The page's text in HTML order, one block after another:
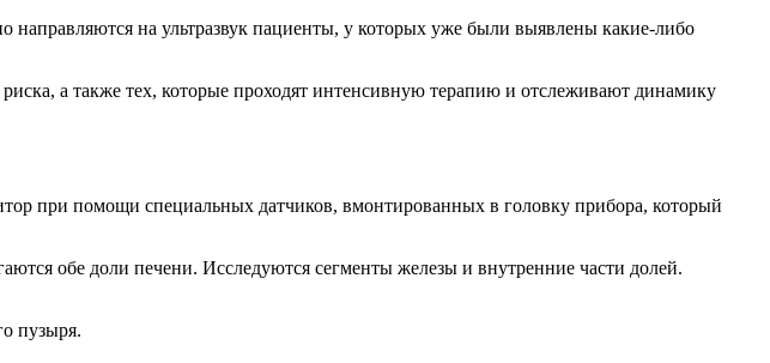
на ультразвук пациенты, у которых уже были выявлены какие-либо
а также тех, которые проходят интенсивную терапию и отслеживают динамику
при помощи специальных датчиков, вмонтированных в головку прибора, который
обе доли печени. Исследуются сегменты железы и внутренние части долей.
пузыря.